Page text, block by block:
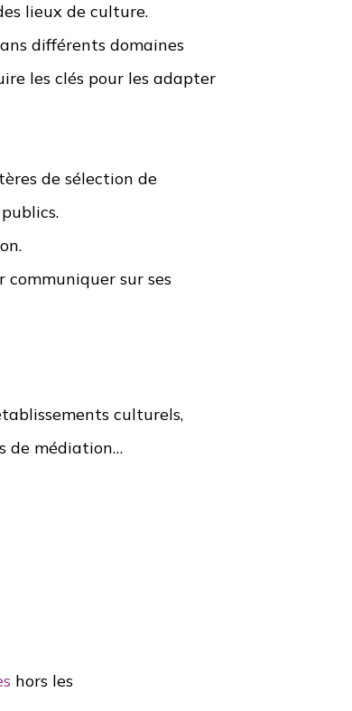
lieux de culture.
différents domaines
les clés pour les adapter
de sélection de
.
.
communiquer sur ses
culturels,
de médiation…
hors les